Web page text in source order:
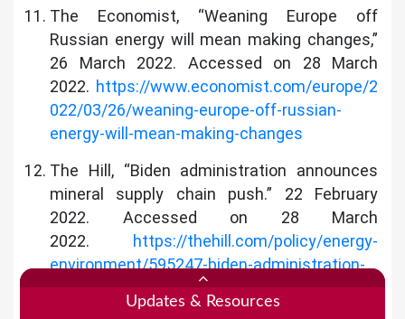
The Economist, “Weaning Europe off
Russian energy will mean making changes,”
26 March 2022. Accessed on 28 March
2022. https://www.economist.com/europe/2
022/03/26/weaning-europe-off-russian-
energy-will-mean-making-changes
The Hill, “Biden administration announces
mineral supply chain push.” 22 February
2022. Accessed on 28 March
2022. https://thehill.com/policy/energy-
environment/595247-biden-administration-
announces-mineral-supply-chain-push;
Reuters, “Five Eyes alliance urged to forge
Updates & Resources